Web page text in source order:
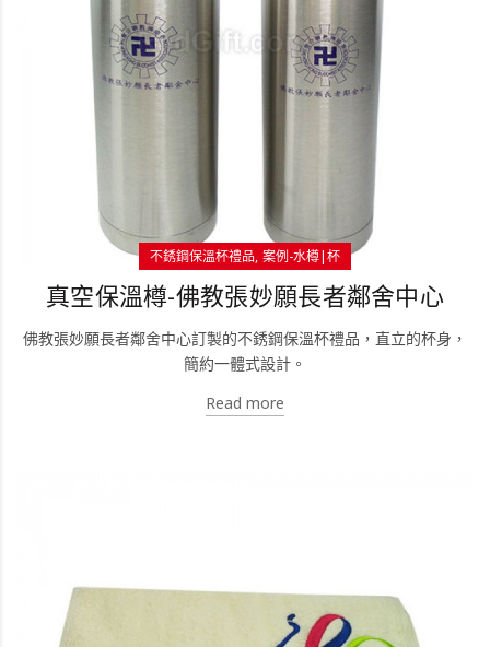
不銹鋼保溫杯禮品 案例-水樽|杯
真空保溫樽-佛教張妙願長者鄰舍中心
佛教張妙願長者鄰舍中心訂製的不銹鋼保溫杯禮品，直立的杯身，
簡約一體式設計。
Read more